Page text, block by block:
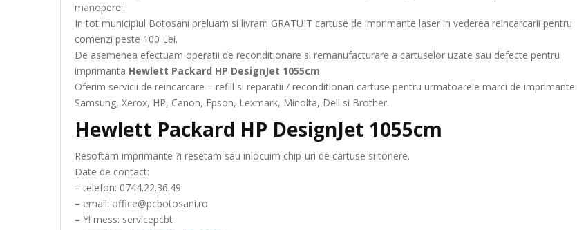
manoperei.
In tot municipiul Botosani preluam si livram GRATUIT cartuse de imprimante laser in vederea reincarcarii pentru
comenzi peste 100 Lei.
De asemenea efectuam operatii de reconditionare si remanufacturare a cartuselor uzate sau defecte pentru
imprimanta Hewlett Packard HP DesignJet 1055cm
Oferim servicii de reincarcare – refill si reparatii / reconditionari cartuse pentru urmatoarele marci de imprimante:
Samsung, Xerox, HP, Canon, Epson, Lexmark, Minolta, Dell si Brother.
Hewlett Packard HP DesignJet 1055cm
Resoftam imprimante ?i resetam sau inlocuim chip-uri de cartuse si tonere.
Date de contact:
– telefon: 0744.22.36.49
– email: office@pcbotosani.ro
– Y! mess: servicepcbt